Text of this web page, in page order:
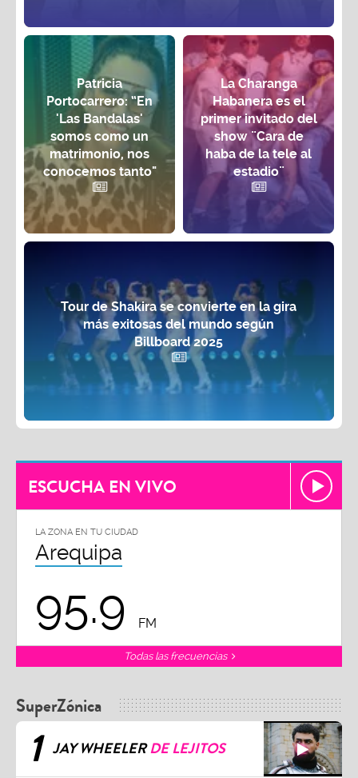
Patricia
Portocarrero: “En
'Las Bandalas'
somos como un
matrimonio, nos
conocemos tanto"
La Charanga
Habanera es el
primer invitado del
show ¨Cara de
haba de la tele al
estadio¨
Tour de Shakira se convierte en la gira
más exitosas del mundo según
Billboard 2025
ESCUCHA EN VIVO
LA ZONA EN TU CIUDAD
Arequipa
95.9 FM
Todas las frecuencias
SuperZónica
1 JAY WHEELERDE LEJITOS